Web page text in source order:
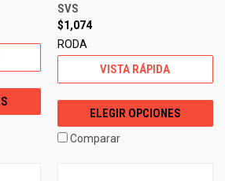
SVS
$1,074
RODA
VISTA RÁPIDA
ELEGIR OPCIONES
Comparar